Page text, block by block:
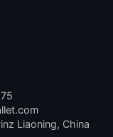
Liaoning, China